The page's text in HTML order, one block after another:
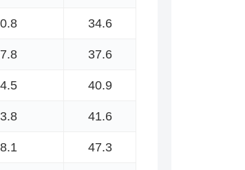
34.6
37.6
40.9
41.6
47.3